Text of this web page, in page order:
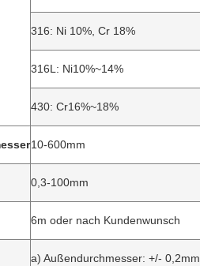
316: Ni 10%, Cr 18%
316L: Ni10%~14%
430: Cr16%~18%
10-600mm
0,3-100mm
6m oder nach Kundenwunsch
a) Außendurchmesser: +/- 0,2mm